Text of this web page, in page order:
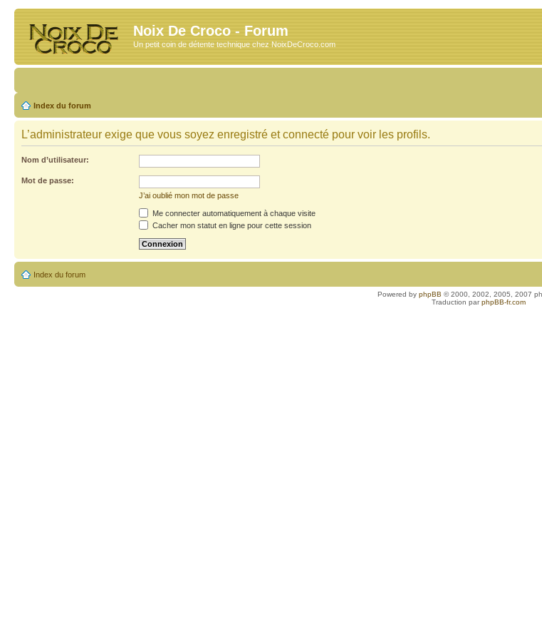
Noix De Croco - Forum
Un petit coin de détente technique chez NoixDeCroco.com
Index du forum
L’administrateur exige que vous soyez enregistré et connecté pour voir les profils.
Nom d’utilisateur:
Mot de passe:
J’ai oublié mon mot de passe
Me connecter automatiquement à chaque visite
Cacher mon statut en ligne pour cette session
Index du forum
Powered by phpBB © 2000, 2002, 2005, 2007
Traduction parphpBB-fr.com